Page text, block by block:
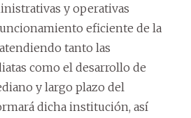
y operativas
eficiente de la
tanto las
como el desarrollo de
y largo plazo del
dicha institución, así